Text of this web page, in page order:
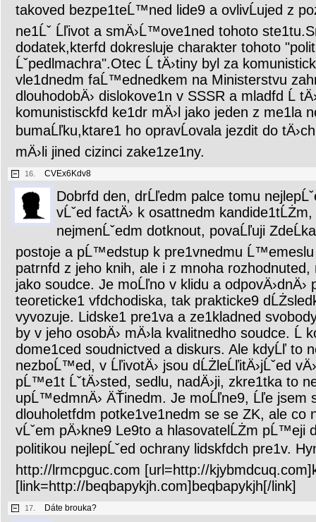
takoved bezpe1teĹ™ned lide9 a ovlivĹujed z
ne1Ĺˇ Ĺľivot a smÄ›Ĺ™ove1ned tohoto
dodatek,kterfd dokresluje charakter tohoto
Ĺˇpedlmachra".Otec Ĺ tÄ›tiny byl za
vle1dnedm faĹ™ednedkem na Ministerstvu
dlouhodobÄ› dislokove1n v SSSR a mladfd Ĺ
komunistisckfd ke1dr mÄ›l jako jeden z me1la
bumaĹľku,ktare1 ho opravĹovala jezdit do
mÄ›li jined cizinci zake1ze1ny.
16. CVEx6Kdv8
Dobrfd den, drĹľedm palce tomu
vĹˇed factÄ› k osattnedm
nejmenĹˇedm dotknout, povaĹľuji
postoje a pĹ™edstup k pre1vnedmu
patrnfd z jeho knih, ale i z mnoha
jako soudce. Je moĹľno v klidu a odpovÄ›dnÄ›
teoreticke1 vfdchodiska, tak prakticke9
vyvozuje. Lidske1 pre1va a ze1kladned
by v jeho osobÄ› mÄ›la kvalitnedho soudce. Ĺ
dome1ced soudnictved a diskurs. Ale kdyĹľ to
nezboĹ™ed, v ĹľivotÄ› jsou dĹŻleĹľitÄ›jĹˇed
pĹ™e1t ĹˇtÄ›sted, sedlu, nadÄ›ji, zkre1tka to
upĹ™edmnÄ› ÄŤinedm. Je moĹľne9, Ĺľe jsem
dlouholetfdm potke1ve1nedm se se ZK, ale co
vĹˇem pÄ›kne9 Le9to a hlasovatelĹŻm pĹ™eji
politikou nejlepĹˇed ochrany lidskfdch pre1v.
http://lrmcpguc.com [url=http://
[link=http://beqbapykjh.com]beqbapykjh[/link]
17. Dáte brouka?